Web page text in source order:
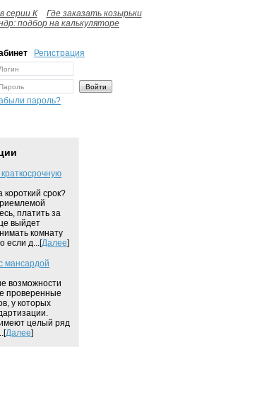
серии К
Где заказать козырьки
подбор на калькуляторе
Регистрация
пароль?
срок?
платить за
выйдет
комнату
если д...[Далее]
мансардой
возможности
проверенные
у которых
целый ряд
Далее]